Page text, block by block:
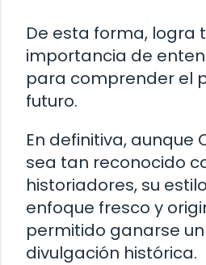
De esta forma, logra
importancia de
para comprender el
futuro.
En definitiva, aunque
sea tan reconocido
historiadores, su
enfoque fresco y
permitido ganarse
divulgación histórica.